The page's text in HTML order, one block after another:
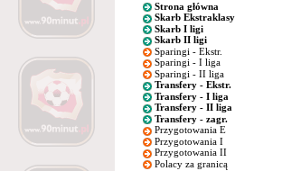
Strona główna
Skarb Ekstraklasy
Skarb I ligi
Skarb II ligi
Sparingi - Ekstr.
Sparingi - I liga
Sparingi - II liga
Transfery - Ekstr.
Transfery - I liga
Transfery - II liga
Transfery - zagr.
Przygotowania E
Przygotowania I
Przygotowania II
Polacy za granicą